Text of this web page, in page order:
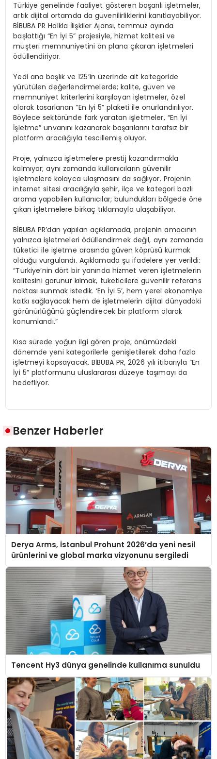
Türkiye genelinde faaliyet gösteren başarılı işletmeler,
artık dijital ortamda da güvenilirliklerini kanıtlayabiliyor.
BİBUBA PR Halkla İlişkiler Ajansı, temmuz ayında
başlattığı “En İyi 5” projesiyle, hizmet kalitesi ve
müşteri memnuniyetini ön plana çıkaran işletmeleri
ödüllendiriyor.
Yedi ana başlık ve 125’in üzerinde alt kategoride
yürütülen değerlendirmelerde; kalite, güven ve
memnuniyet kriterlerini karşılayan işletmeler, özel
olarak tasarlanan “En İyi 5” plaketi ile onurlandırılıyor.
Böylece sektöründe fark yaratan işletmeler, “En İyi
İşletme” unvanını kazanarak başarılarını tarafsız bir
platform aracılığıyla tescillemiş oluyor.
Proje, yalnızca işletmelere prestij kazandırmakla
kalmıyor; aynı zamanda kullanıcıların güvenilir
işletmelere kolayca ulaşmasını da sağlıyor. Projenin
internet sitesi aracılığıyla şehir, ilçe ve kategori bazlı
arama yapabilen kullanıcılar; bulundukları bölgede öne
çıkan işletmelere birkaç tıklamayla ulaşabiliyor.
BİBUBA PR’dan yapılan açıklamada, projenin amacının
yalnızca işletmeleri ödüllendirmek değil, aynı zamanda
tüketici ile işletme arasında güven köprüsü kurmak
olduğu vurgulandı. Açıklamada şu ifadelere yer verildi:
“Türkiye’nin dört bir yanında hizmet veren işletmelerin
kalitesini görünür kılmak, tüketicilere güvenilir referans
noktası sunmak istedik. ‘En İyi 5’, hem yerel ekonomiye
katkı sağlayacak hem de işletmelerin dijital dünyadaki
görünürlüğünü güçlendirecek bir platform olarak
konumlandı.”
Kısa sürede yoğun ilgi gören proje, önümüzdeki
dönemde yeni kategorilerle genişletilerek daha fazla
işletmeyi kapsayacak. BİBUBA PR, 2026 yılı itibarıyla “En
İyi 5” platformunu uluslararası düzeye taşımayı da
hedefliyor.
Benzer Haberler
Derya Arms, İstanbul Prohunt 2026’da yeni nesil
ürünlerini ve global marka vizyonunu sergiledi
Tencent Hy3 dünya genelinde kullanıma sunuldu